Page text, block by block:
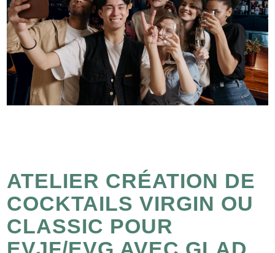
ATELIER CRÉATION DE
COCKTAILS VIRGIN OU
CLASSIC POUR